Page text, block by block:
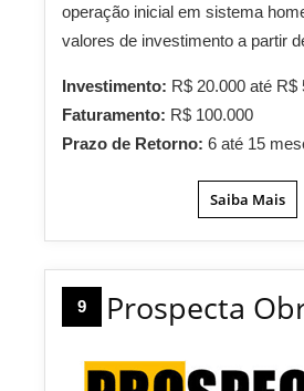
operação inicial em sistema
valores de investimento a partir
Investimento: R$ 20.000 até R$
Faturamento: R$ 100.000
Prazo de Retorno: 6 até 15
Saiba Mais
9 Prospecta